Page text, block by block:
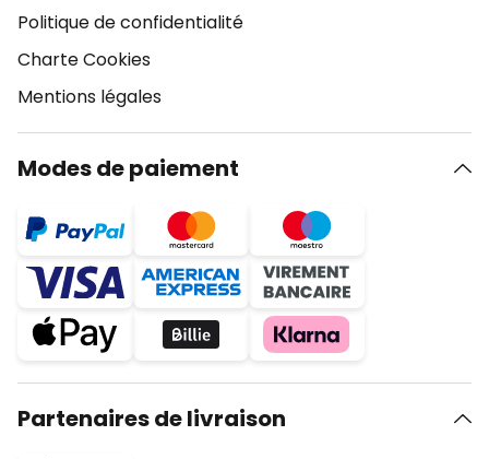
Politique de confidentialité
Charte Cookies
Mentions légales
Modes de paiement
Partenaires de livraison